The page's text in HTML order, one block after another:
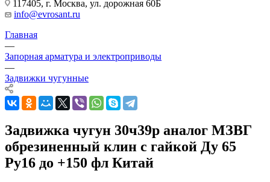
117405, г. Москва, ул. дорожная 60Б
info@evrosant.ru
Главная
—
Запорная арматура и электроприводы
—
Задвижки чугунные
Задвижка чугун 30ч39р аналог МЗВГ
обрезиненный клин c гайкой Ду 65
Ру16 до +150 фл Китай